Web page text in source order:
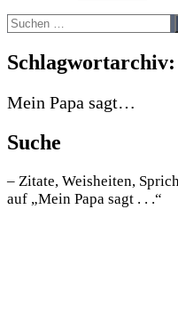
Suchen
nach:
Schlagwortarchiv:
Mein Papa sagt…
Suche
– Zitate, Weisheiten,
auf „Mein Papa sagt . . .“